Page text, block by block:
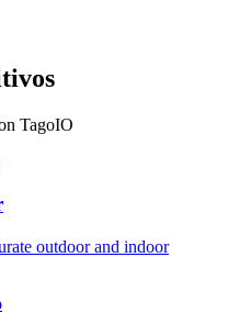
TagoIO
outdoor and indoor